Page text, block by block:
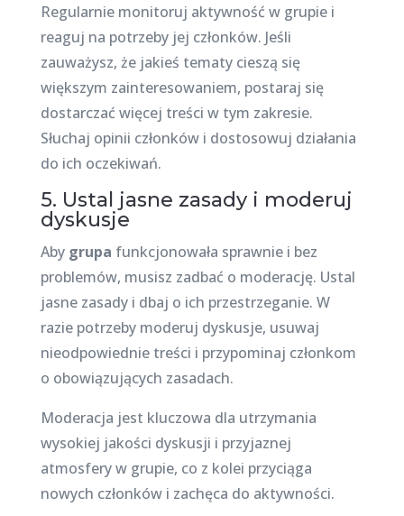
Regularnie monitoruj aktywność w grupie i
reaguj na potrzeby jej członków. Jeśli
zauważysz, że jakieś tematy cieszą się
większym zainteresowaniem, postaraj się
dostarczać więcej treści w tym zakresie.
Słuchaj opinii członków i dostosowuj działania
do ich oczekiwań.
5. Ustal jasne zasady i moderuj
dyskusje
Aby grupa funkcjonowała sprawnie i bez
problemów, musisz zadbać o moderację. Ustal
jasne zasady i dbaj o ich przestrzeganie. W
razie potrzeby moderuj dyskusje, usuwaj
nieodpowiednie treści i przypominaj członkom
o obowiązujących zasadach.
Moderacja jest kluczowa dla utrzymania
wysokiej jakości dyskusji i przyjaznej
atmosfery w grupie, co z kolei przyciąga
nowych członków i zachęca do aktywności.